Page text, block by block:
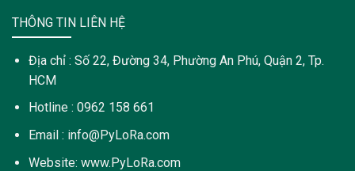
THÔNG TIN LIÊN HỆ
Địa chỉ : Số 22, Đường 34, Phường An Phú, Quận 2, Tp.
HCM
Hotline : 0962 158 661
Email : info@PyLoRa.com
Website: www.PyLoRa.com